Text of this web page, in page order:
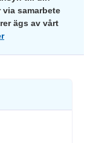
samarbete
ägs av vårt